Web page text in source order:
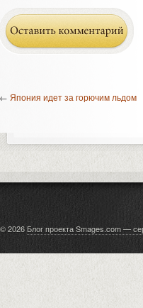
Япония идет за горючим льдом
© 2026 Блог проекта Smages.com —